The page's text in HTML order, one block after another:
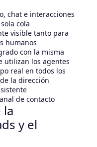
chat e interacciones
cola
visible tanto para
humanos
con la misma
utilizan los agentes
real en todos los
la dirección
de contacto
la
y el